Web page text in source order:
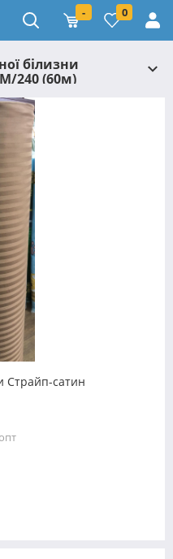
- 0
білизни
240 (60м)
Страйп-сатин